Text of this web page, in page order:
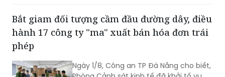
phép
Ngày 1/8, Công an TP Đà Nẵng cho biết,
án, khởi tố bị can và bắt tạm giam
Nguyễn Anh Tuấn (58 tuổi, trú phường